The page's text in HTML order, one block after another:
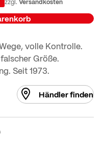
zzgl.
volle Kontrolle.
Größe.
Seit 1973.
Händler finden